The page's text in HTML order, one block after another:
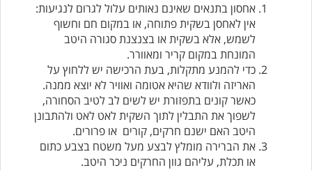
אחסון בתנאים שאינם נאותים עלול לגרום לנגיעות:
אין לאחסן בשקית פתוחה, או במקום חם וחשוף
לשמש, אלא בשקית או בצנצנת סגורה היטב
המונחת במקום קריר ומאוורר.
כדי להמנע מתקלות, בעת הרכישה יש ללחוץ על
האריזה ולוודא שהיא אטומה ואוויר לא יוצא ממנה.
כאשר קונים בתפזורת יש לשים לב לטיב הסחורה,
לשפוך את התבלין לתוך השקית לאט לאט ולהתבונן
היטב האם ישנם חרקים, קורים או פרורים.
את הברירה מומלץ לבצע מעל משטח בצבע כתום
או תכלת, עליהם גוון החרקים ניכר היטב.